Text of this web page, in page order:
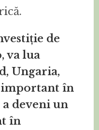
de
va lua
Ungaria,
important în
a deveni un
în